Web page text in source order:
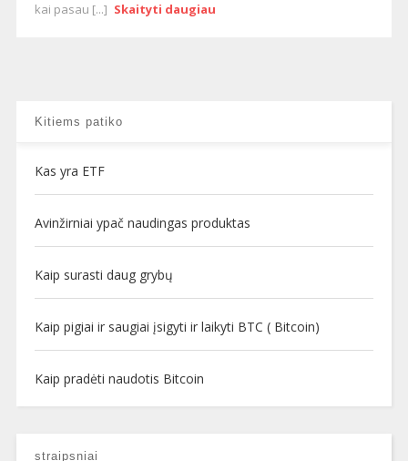
kai pasau [...] Skaityti daugiau
Kitiems patiko
Kas yra ETF
Avinžirniai ypač naudingas produktas
Kaip surasti daug grybų
Kaip pigiai ir saugiai įsigyti ir laikyti BTC ( Bitcoin)
Kaip pradėti naudotis Bitcoin
straipsniai